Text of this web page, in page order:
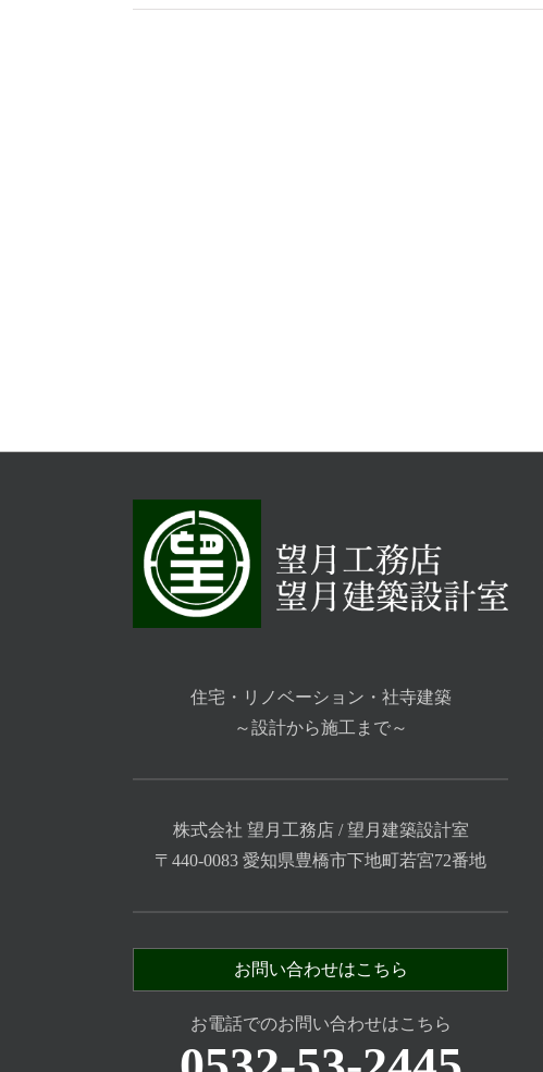
住宅・リノベーション・社寺建築
～設計から施工まで～
株式会社 望月工務店 / 望月建築設計室
〒440-0083 愛知県豊橋市下地町若宮72番地
お問い合わせはこちら
お電話でのお問い合わせはこちら